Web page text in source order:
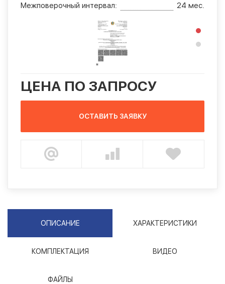
Межповерочный интервал:
24 мес.
ЦЕНА ПО ЗАПРОСУ
ОСТАВИТЬ ЗАЯВКУ
ОПИСАНИЕ ХАРАКТЕРИСТИКИ
КОМПЛЕКТАЦИЯ ВИДЕО
ФАЙЛЫ